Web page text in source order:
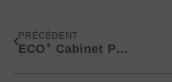
PRÉCÉDENT
ECO+ Cabinet Panels | Applying Edge Banding